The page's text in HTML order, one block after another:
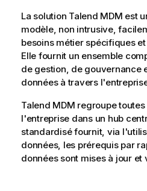
y
-
n
o
t
e
La solution Talend MDM est
modèle, non intrusive,
besoins métier spécifiques
Elle fournit un ensemble
de gestion, de gouvernance
données à travers
Talend MDM regroupe
l'entreprise dans un hub
standardisé fournit, via
données, les prérequis par
données sont mises à jour et